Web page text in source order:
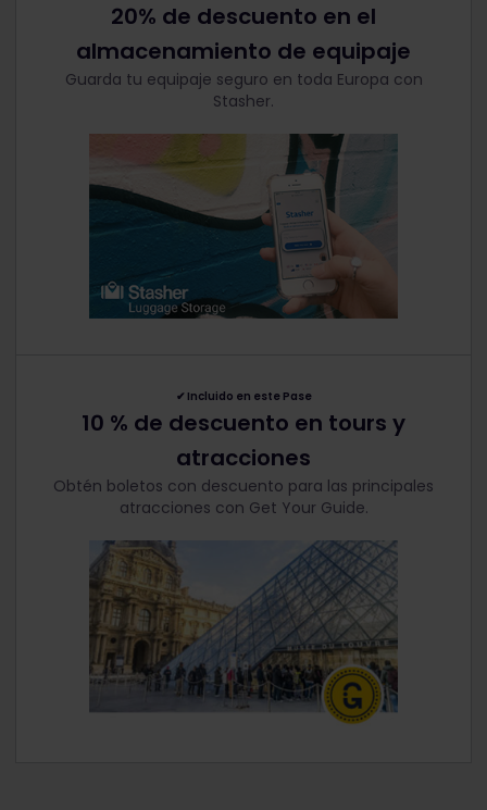
20% de descuento en el
almacenamiento de equipaje
Guarda tu equipaje seguro en toda Europa con
Stasher.
✔︎ Incluido en este Pase
10 % de descuento en tours y
atracciones
Obtén boletos con descuento para las principales
atracciones con Get Your Guide.